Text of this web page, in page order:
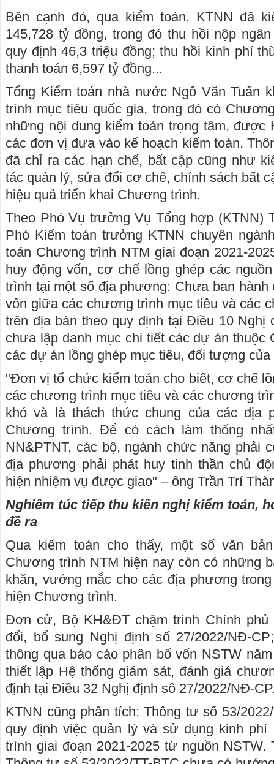
Bên cạnh đó, qua kiểm toán, KTNN đã
145,728 tỷ đồng, trong đó thu hồi nộp
quy định 46,3 triệu đồng; thu hồi kinh phí
thanh toán 6,597 tỷ đồng...
Tổng Kiểm toán nhà nước Ngô Văn Tuấn
trình mục tiêu quốc gia, trong đó có
những nội dung kiểm toán trọng tâm, được
các đơn vị đưa vào kế hoạch kiểm toán.
đã chỉ ra các hạn chế, bất cập cũng như
tác quản lý, sửa đổi cơ chế, chính sách bất
hiệu quả triển khai Chương trình.
Theo Phó Vụ trưởng Vụ Tổng hợp (KTNN)
Phó Kiểm toán trưởng KTNN chuyên
toán Chương trình NTM giai đoạn 2021-
huy động vốn, cơ chế lồng ghép các
trình tại một số địa phương: Chưa ban hành
vốn giữa các chương trình mục tiêu và các
trên địa bàn theo quy định tại Điều 10 Nghị
chưa lập danh mục chi tiết các dự án thuộc
các dự án lồng ghép mục tiêu, đối tượng
"Đơn vị tổ chức kiểm toán cho biết, cơ chế
các chương trình mục tiêu và các chương
khó và là thách thức chung của các địa
Chương trình. Để có cách làm thống
NN&PTNT, các bộ, ngành chức năng phải
địa phương phải phát huy tinh thần chủ
hiện nhiệm vụ được giao" – ông Trần Trí
Nghiêm túc tiếp thu kiến nghị kiểm toán,
đề ra
Qua kiểm toán cho thấy, một số văn
Chương trình NTM hiện nay còn có những
khăn, vướng mắc cho các địa phương
hiện Chương trình.
Đơn cử, Bộ KH&ĐT chậm trình Chính phủ
đổi, bổ sung Nghị định số 27/2022/NĐ-
thông qua báo cáo phân bổ vốn NSTW
thiết lập Hệ thống giám sát, đánh giá
định tại Điều 32 Nghị định số 27/2022/NĐ-
KTNN cũng phân tích: Thông tư số 53/
quy định việc quản lý và sử dụng kinh
trình giai đoạn 2021-2025 từ nguồn NSTW.